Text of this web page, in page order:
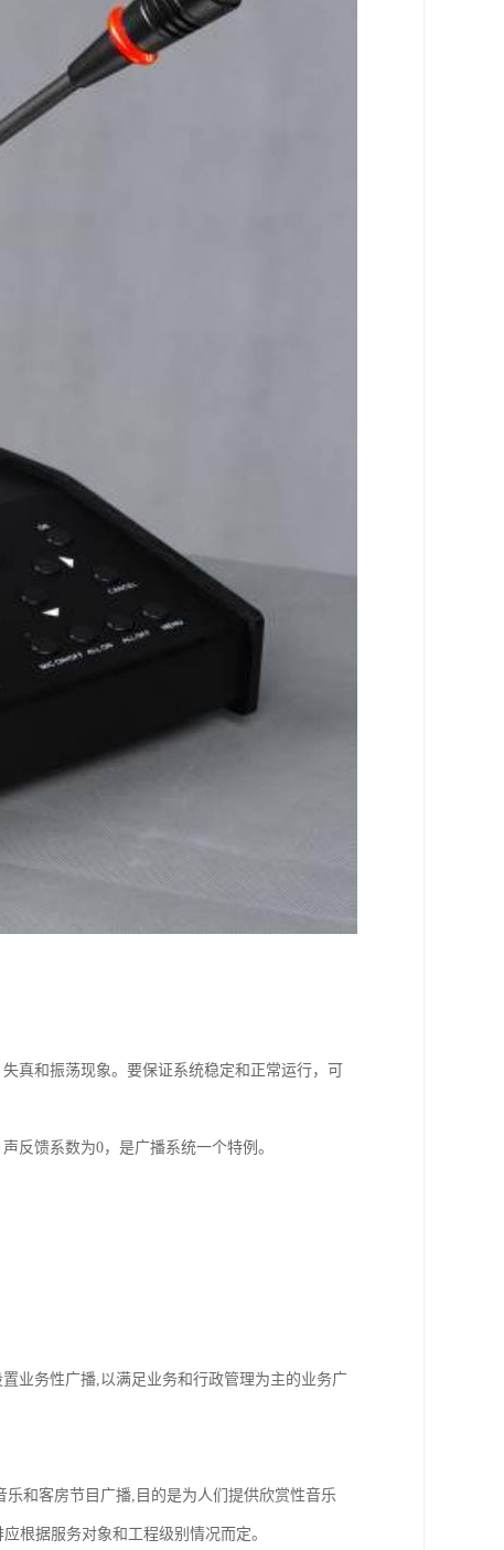
真和振荡现象。要保证系统稳定和正常运行，可
反馈系数为0，是广播系统一个特例。
业务性广播,以满足业务和行政管理为主的业务广
和客房节目广播,目的是为人们提供欣赏性音乐
根据服务对象和工程级别情况而定。